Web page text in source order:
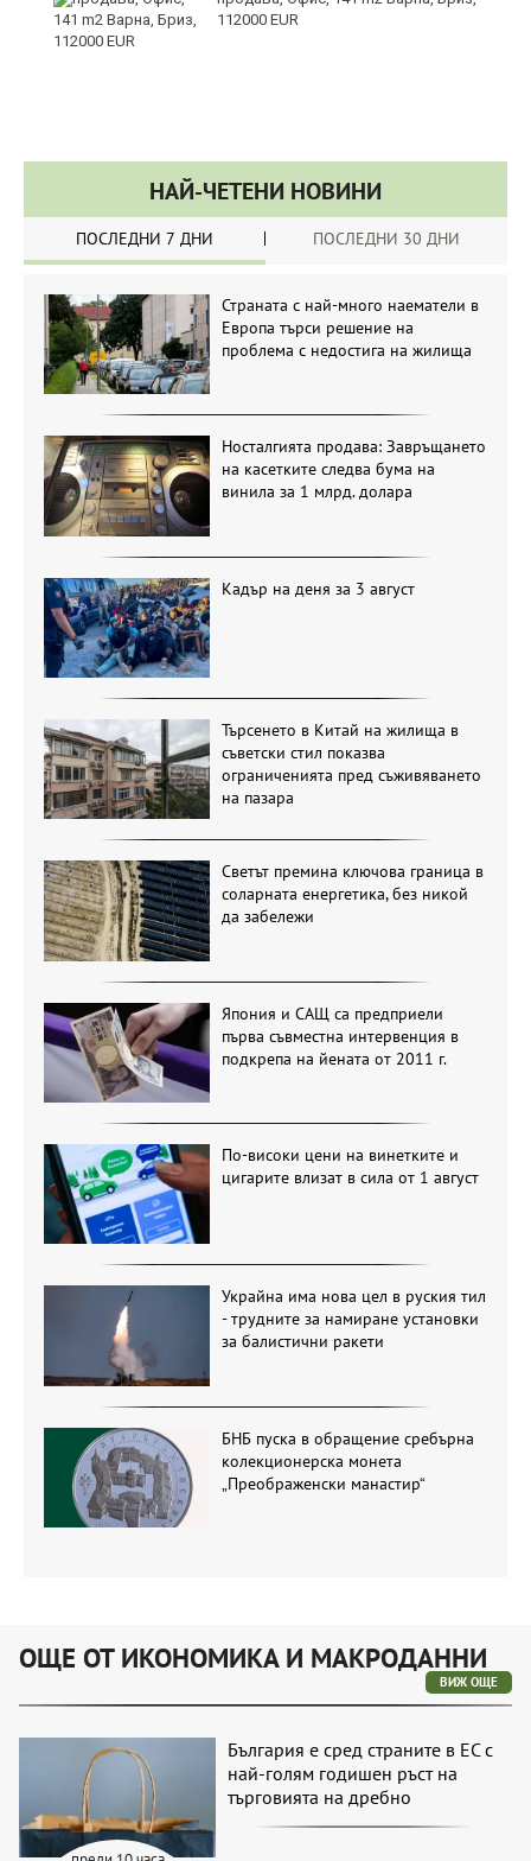
112000 EUR
НАЙ-ЧЕТЕНИ НОВИНИ
ПОСЛЕДНИ 7 ДНИ ПОСЛЕДНИ 30 ДНИ
Страната с най-много наематели в
Европа търси решение на
проблема с недостига на жилища
Носталгията продава: Завръщането
на касетките следва бума на
винила за 1 млрд. долара
Кадър на деня за 3 август
Търсенето в Китай на жилища в
съветски стил показва
ограниченията пред съживяването
на пазара
Светът премина ключова граница в
соларната енергетика, без никой
да забележи
Япония и САЩ са предприели
първа съвместна интервенция в
подкрепа на йената от 2011 г.
По-високи цени на винетките и
цигарите влизат в сила от 1 август
Украйна има нова цел в руския тил
- трудните за намиране установки
за балистични ракети
БНБ пуска в обращение сребърна
колекционерска монета
„Преображенски манастир“
ОЩЕ ОТ ИКОНОМИКА И МАКРОДАННИ
ВИЖ ОЩЕ
България е сред страните в ЕС с
най-голям годишен ръст на
търговията на дребно